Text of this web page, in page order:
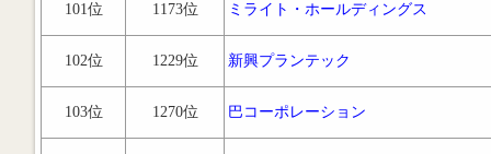
101位 1173位 ミライト・ホールディングス
102位 1229位 新興プランテック
103位 1270位 巴コーポレーション